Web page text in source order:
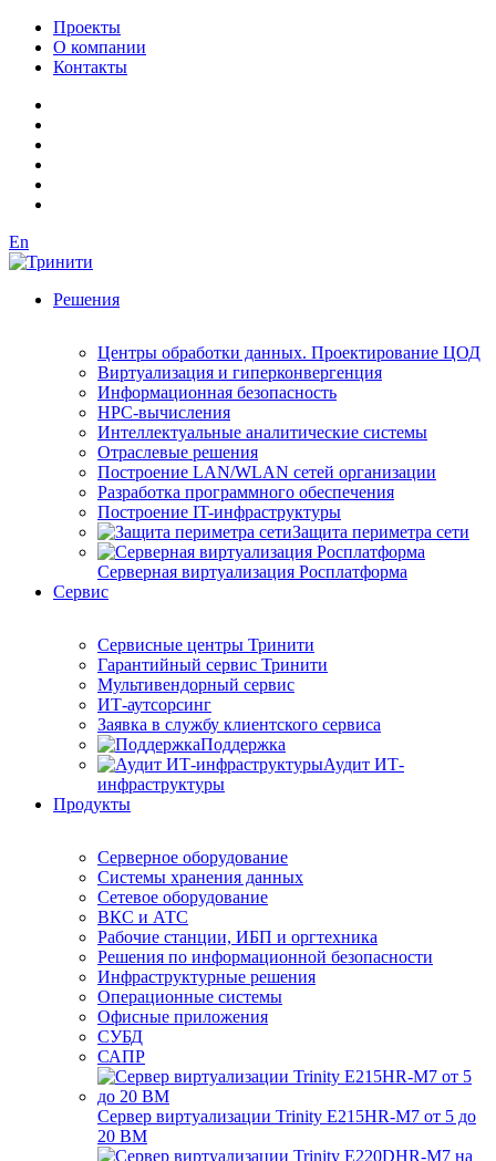
Проекты
О компании
Контакты
En
Решения
Центры обработки данных. Проектирование ЦОД
Виртуализация и гиперконвергенция
Информационная безопасность
HPC-вычисления
Интеллектуальные аналитические системы
Отраслевые решения
Построение LAN/WLAN сетей организации
Разработка программного обеспечения
Построение IT-инфраструктуры
Защита периметра сети
Серверная виртуализация Росплатформа
Сервис
Сервисные центры Тринити
Гарантийный сервис Тринити
Мультивендорный сервис
ИТ-аутсорсинг
Заявка в службу клиентского сервиса
Поддержка
Аудит ИТ-
инфраструктуры
Продукты
Серверное оборудование
Системы хранения данных
Сетевое оборудование
ВКС и АТС
Рабочие станции, ИБП и оргтехника
Решения по информационной безопасности
Инфраструктурные решения
Операционные системы
Офисные приложения
СУБД
САПР
Сервер виртуализации Trinity E215HR-M7 от 5 до
20 ВМ